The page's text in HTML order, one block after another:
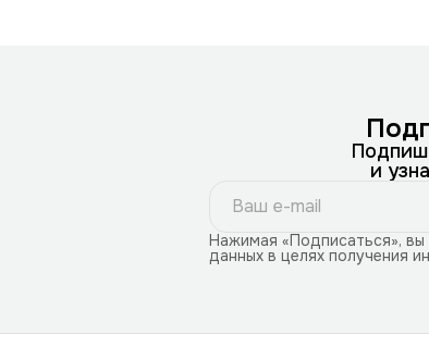
и
Нажимая «Подписаться», вы
данных в целях получения